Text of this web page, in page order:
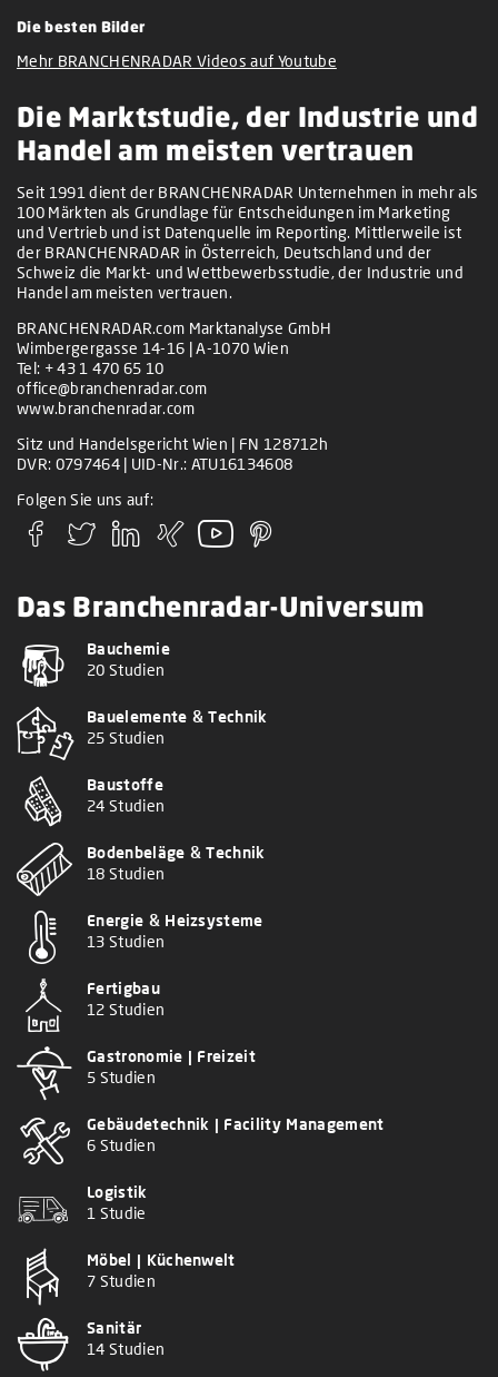
Die besten Bilder
Mehr BRANCHENRADAR Videos auf Youtube
Die Marktstudie, der Industrie und
Handel am meisten vertrauen
Seit 1991 dient der BRANCHENRADAR Unternehmen in mehr als
100 Märkten als Grundlage für Entscheidungen im Marketing
und Vertrieb und ist Datenquelle im Reporting. Mittlerweile ist
der BRANCHENRADAR in Österreich, Deutschland und der
Schweiz die Markt- und Wettbewerbsstudie, der Industrie und
Handel am meisten vertrauen.
BRANCHENRADAR.com Marktanalyse GmbH
Wimbergergasse 14-16 | A-1070 Wien
Tel: + 43 1 470 65 10
office@branchenradar.com
www.branchenradar.com
Sitz und Handelsgericht Wien | FN 128712h
DVR: 0797464 | UID-Nr.: ATU16134608
Folgen Sie uns auf:
Das Branchenradar-Universum
Bauchemie
20 Studien
Bauelemente & Technik
25 Studien
Baustoffe
24 Studien
Bodenbeläge & Technik
18 Studien
Energie & Heizsysteme
13 Studien
Fertigbau
12 Studien
Gastronomie | Freizeit
5 Studien
Gebäudetechnik | Facility Management
6 Studien
Logistik
1 Studie
Möbel | Küchenwelt
7 Studien
Sanitär
14 Studien